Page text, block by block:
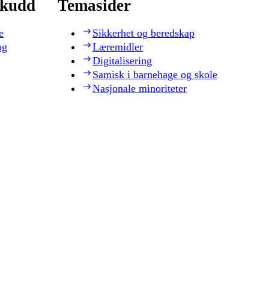
Temasider
Sikkerhet og beredskap
Læremidler
Digitalisering
Samisk i barnehage og skole
Nasjonale minoriteter